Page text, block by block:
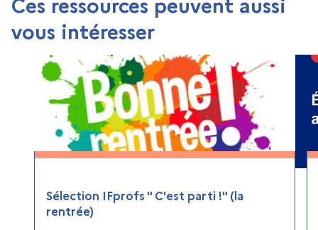
vous intéresser
Sélection IFprofs " C'est parti !" (la
rentrée)